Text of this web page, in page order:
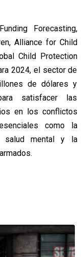
Forecasting,
Alliance for Child
Child Protection
2024, el sector de
de dólares y
satisfacer las
en los conflictos
como la
salud mental y la